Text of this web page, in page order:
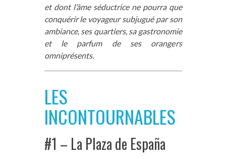
et dont l’âme séductrice ne pourra que
conquérir le voyageur subjugué par son
ambiance, ses quartiers, sa gastronomie
et le parfum de ses orangers
omniprésents.
LES
INCONTOURNABLES
#1 – La Plaza de España